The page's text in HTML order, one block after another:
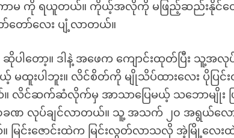
မ ကို ရယူတယ်။ ကိုယ့်အလိုကို မဖြည့်ဆည်းနိုင်တေ
တော်လေး ပျံ့လာတယ်။
ါတော့။ ဒါနဲ့ အဖေက ကျောင်းထုတ်ပြီး
မထူးပါဘူး။ လိင်စိတ်ကို မျိုသိပ်ထားလေး ပိုပြင်
င်ဆက်ဆံလိုက်မှ အာသာပြေမယ့် သဘောမျိုး ဖ
လုပ်ချင်လာတယ်။ သူ့ အသက် ၂၀ အရွယ်လောက်
းဇောင်းထဲက မြင်းလွတ်လာသလို အဲ့မြို့လေး